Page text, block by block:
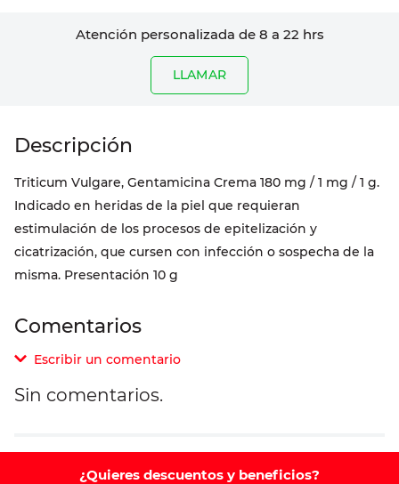
Atención personalizada de 8 a 22 hrs
LLAMAR
Triticum Vulgare, Gentamicina Crema 180 mg / 1 mg / 1 g.
Indicado en heridas de la piel que requieran
estimulación de los procesos de epitelización y
cicatrización, que cursen con infección o sospecha de la
misma. Presentación 10 g
Comentarios
Escribir un comentario
Comentario
Sin comentarios.
¿Quieres descuentos y beneficios?